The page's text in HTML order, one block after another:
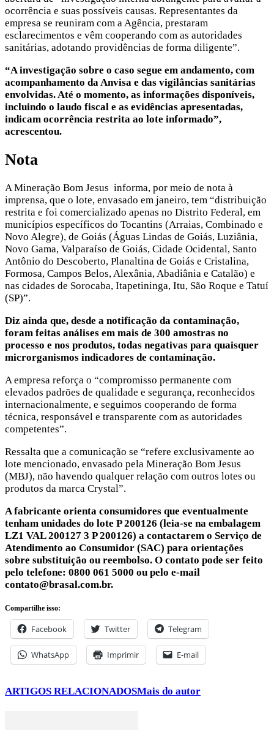
ocorrência e suas possíveis causas. Representantes da
empresa se reuniram com a Agência, prestaram
esclarecimentos e vêm cooperando com as autoridades
sanitárias, adotando providências de forma diligente”.
“A investigação sobre o caso segue em andamento, com
acompanhamento da Anvisa e das vigilâncias sanitárias
envolvidas. Até o momento, as informações disponíveis,
incluindo o laudo fiscal e as evidências apresentadas,
indicam ocorrência restrita ao lote informado”,
acrescentou.
Nota
A Mineração Bom Jesus informa, por meio de nota à
imprensa, que o lote, envasado em janeiro, tem “distribuição
restrita e foi comercializado apenas no Distrito Federal, em
municípios específicos do Tocantins (Arraias, Combinado e
Novo Alegre), de Goiás (Águas Lindas de Goiás, Luziânia,
Novo Gama, Valparaíso de Goiás, Cidade Ocidental, Santo
Antônio do Descoberto, Planaltina de Goiás e Cristalina,
Formosa, Campos Belos, Alexânia, Abadiânia e Catalão) e
nas cidades de Sorocaba, Itapetininga, Itu, São Roque e Tatuí
(SP)”.
Diz ainda que, desde a notificação da contaminação,
foram feitas análises em mais de 300 amostras no
processo e nos produtos, todas negativas para quaisquer
microrganismos indicadores de contaminação.
A empresa reforça o “compromisso permanente com
elevados padrões de qualidade e segurança, reconhecidos
internacionalmente, e seguimos cooperando de forma
técnica, responsável e transparente com as autoridades
competentes”.
Ressalta que a comunicação se “refere exclusivamente ao
lote mencionado, envasado pela Mineração Bom Jesus
(MBJ), não havendo qualquer relação com outros lotes ou
produtos da marca Crystal”.
A fabricante orienta consumidores que eventualmente
tenham unidades do lote P 200126 (leia-se na embalagem
LZ1 VAL 200127 3 P 200126) a contactarem o Serviço de
Atendimento ao Consumidor (SAC) para orientações
sobre substituição ou reembolso. O contato pode ser feito
pelo telefone: 0800 061 5000 ou pelo e-mail
contato@brasal.com.br.
Compartilhe isso:
Facebook Twitter Telegram
WhatsApp Imprimir E-mail
ARTIGOS RELACIONADOSMais do autor